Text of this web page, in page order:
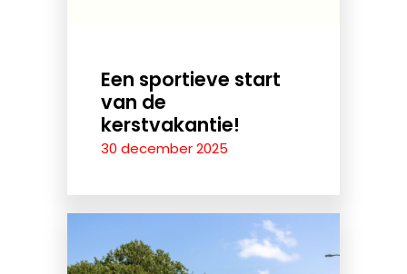
Een sportieve start
van de
kerstvakantie!
30 december 2025